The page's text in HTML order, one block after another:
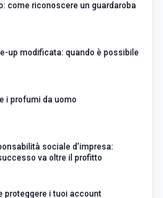
come riconoscere un guardaroba
up modificata: quando è possibile
i profumi da uomo
sociale d’impresa:
va oltre il profitto
proteggere i tuoi account